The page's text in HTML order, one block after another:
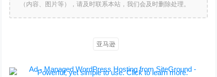
（内容、图片等），请及时联系本站，我们会及时删除处理。
亚马逊